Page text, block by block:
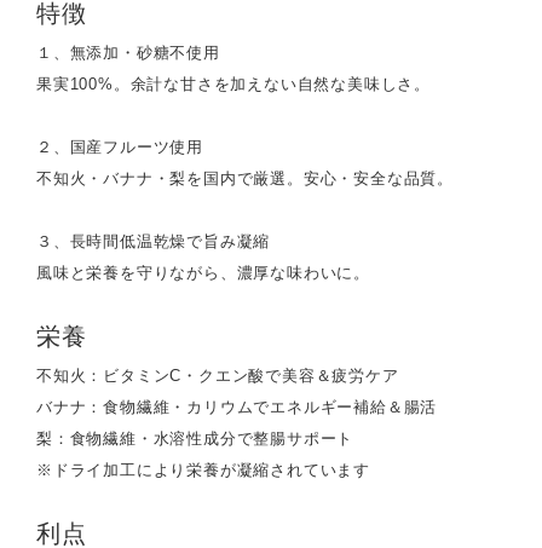
特徴
１、無添加・砂糖不使用
果実100%。余計な甘さを加えない自然な美味しさ。
２、国産フルーツ使用
不知火・バナナ・梨を国内で厳選。安心・安全な品質。
３、長時間低温乾燥で旨み凝縮
風味と栄養を守りながら、濃厚な味わいに。
栄養
不知火：ビタミンC・クエン酸で美容＆疲労ケア
バナナ：食物繊維・カリウムでエネルギー補給＆腸活
梨：食物繊維・水溶性成分で整腸サポート
※ドライ加工により栄養が凝縮されています
利点